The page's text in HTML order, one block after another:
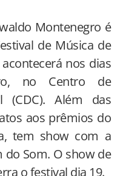
Montenegro é
de Música de
nos dias
no Centro de
(CDC). Além das
aos prêmios do
tem show com a
do Som. O show de
o festival dia 19.